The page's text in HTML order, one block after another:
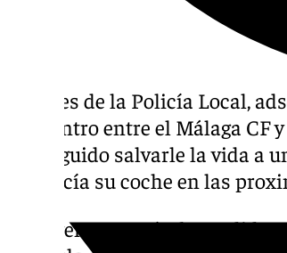
Agentes de la Policía Local,
encuentro entre el Málaga CF
conseguido salvarle la vida
conducía su coche en las
Los agentes, según ha